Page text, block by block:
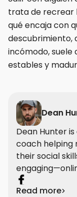
trata de recrear
qué encaja con
descubrimiento,
incómodo, suele
estables y
Dean
Dean Hunter
coach helping
their social
Read more